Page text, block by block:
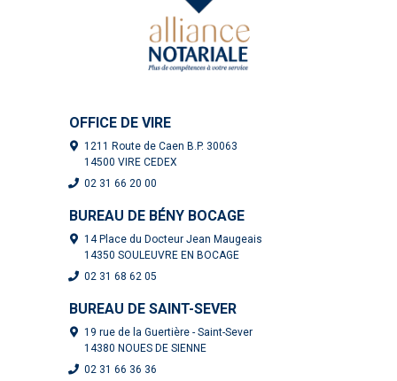
OFFICE DE VIRE
1211 Route de Caen B.P. 30063
14500 VIRE CEDEX
02 31 66 20 00
BUREAU DE BÉNY BOCAGE
14 Place du Docteur Jean Maugeais
14350 SOULEUVRE EN BOCAGE
02 31 68 62 05
BUREAU DE SAINT-SEVER
19 rue de la Guertière - Saint-Sever
14380 NOUES DE SIENNE
02 31 66 36 36